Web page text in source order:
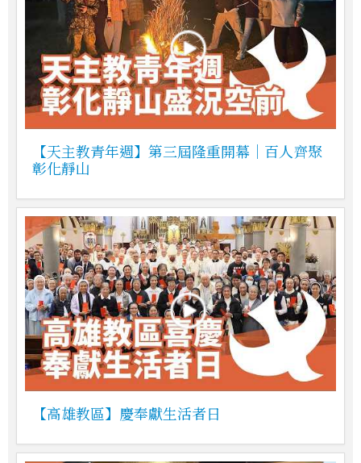
【天主教青年週】第三屆隆重開幕｜百人齊聚
彰化靜山
【高雄教區】慶奉獻生活者日